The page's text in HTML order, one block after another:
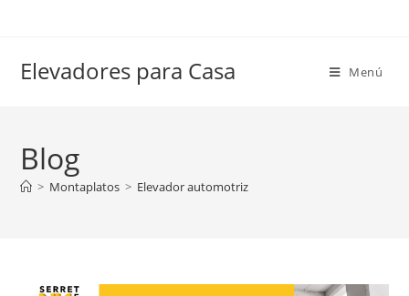
Elevadores para Casa Menú
Blog
> Montaplatos > Elevador automotriz